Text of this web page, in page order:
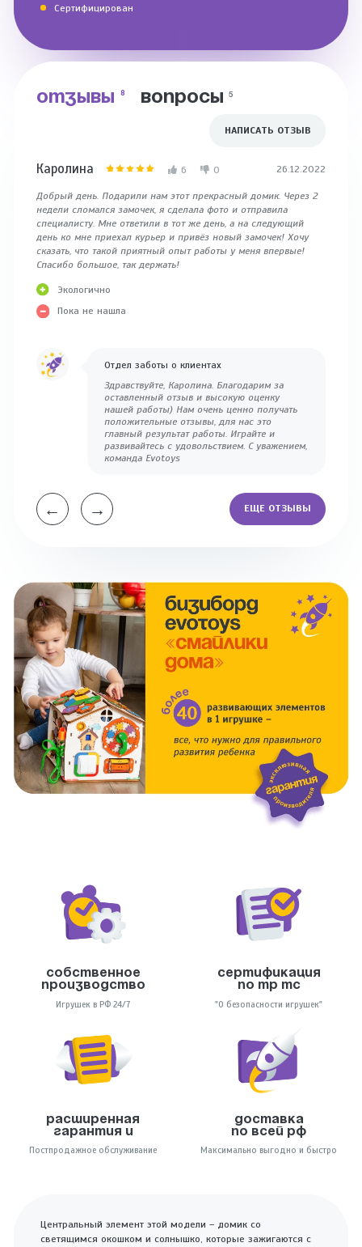
Сертифицирован
ОТЗЫВЫ 8 ВОПРОСЫ 5
НАПИСАТЬ ОТЗЫВ
Каролина 6 0 26.12.2022
Добрый день. Подарили нам этот прекрасный домик. Через 2
недели сломался замочек, я сделала фото и отправила
специалисту. Мне ответили в тот же день, а на следующий
день ко мне приехал курьер и привёз новый замочек! Хочу
сказать, что такой приятный опыт работы у меня впервые!
Спасибо большое, так держать!
Экологично
Пока не нашла
Отдел заботы о клиентах
Здравствуйте, Каролина. Благодарим за
оставленный отзыв и высокую оценку
нашей работы) Нам очень ценно получать
положительные отзывы, для нас это
главный результат работы. Играйте и
развивайтесь с удовольствием. С уважением,
команда Evotoys
← → ЕЩЕ ОТЗЫВЫ
Собственное
производство
Игрушек в РФ 24/7
Сертификация
по тр тс
"О безопасности игрушек"
Расширенная
гарантия и
Постпродажное обслуживание
Доставка
по всей РФ
Максимально выгодно и быстро
Центральный элемент этой модели – домик со
светящимся окошком и солнышко, которые зажигаются с